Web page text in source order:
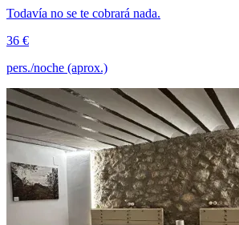
Todavía no se te cobrará nada.
36 €
pers./noche (aprox.)